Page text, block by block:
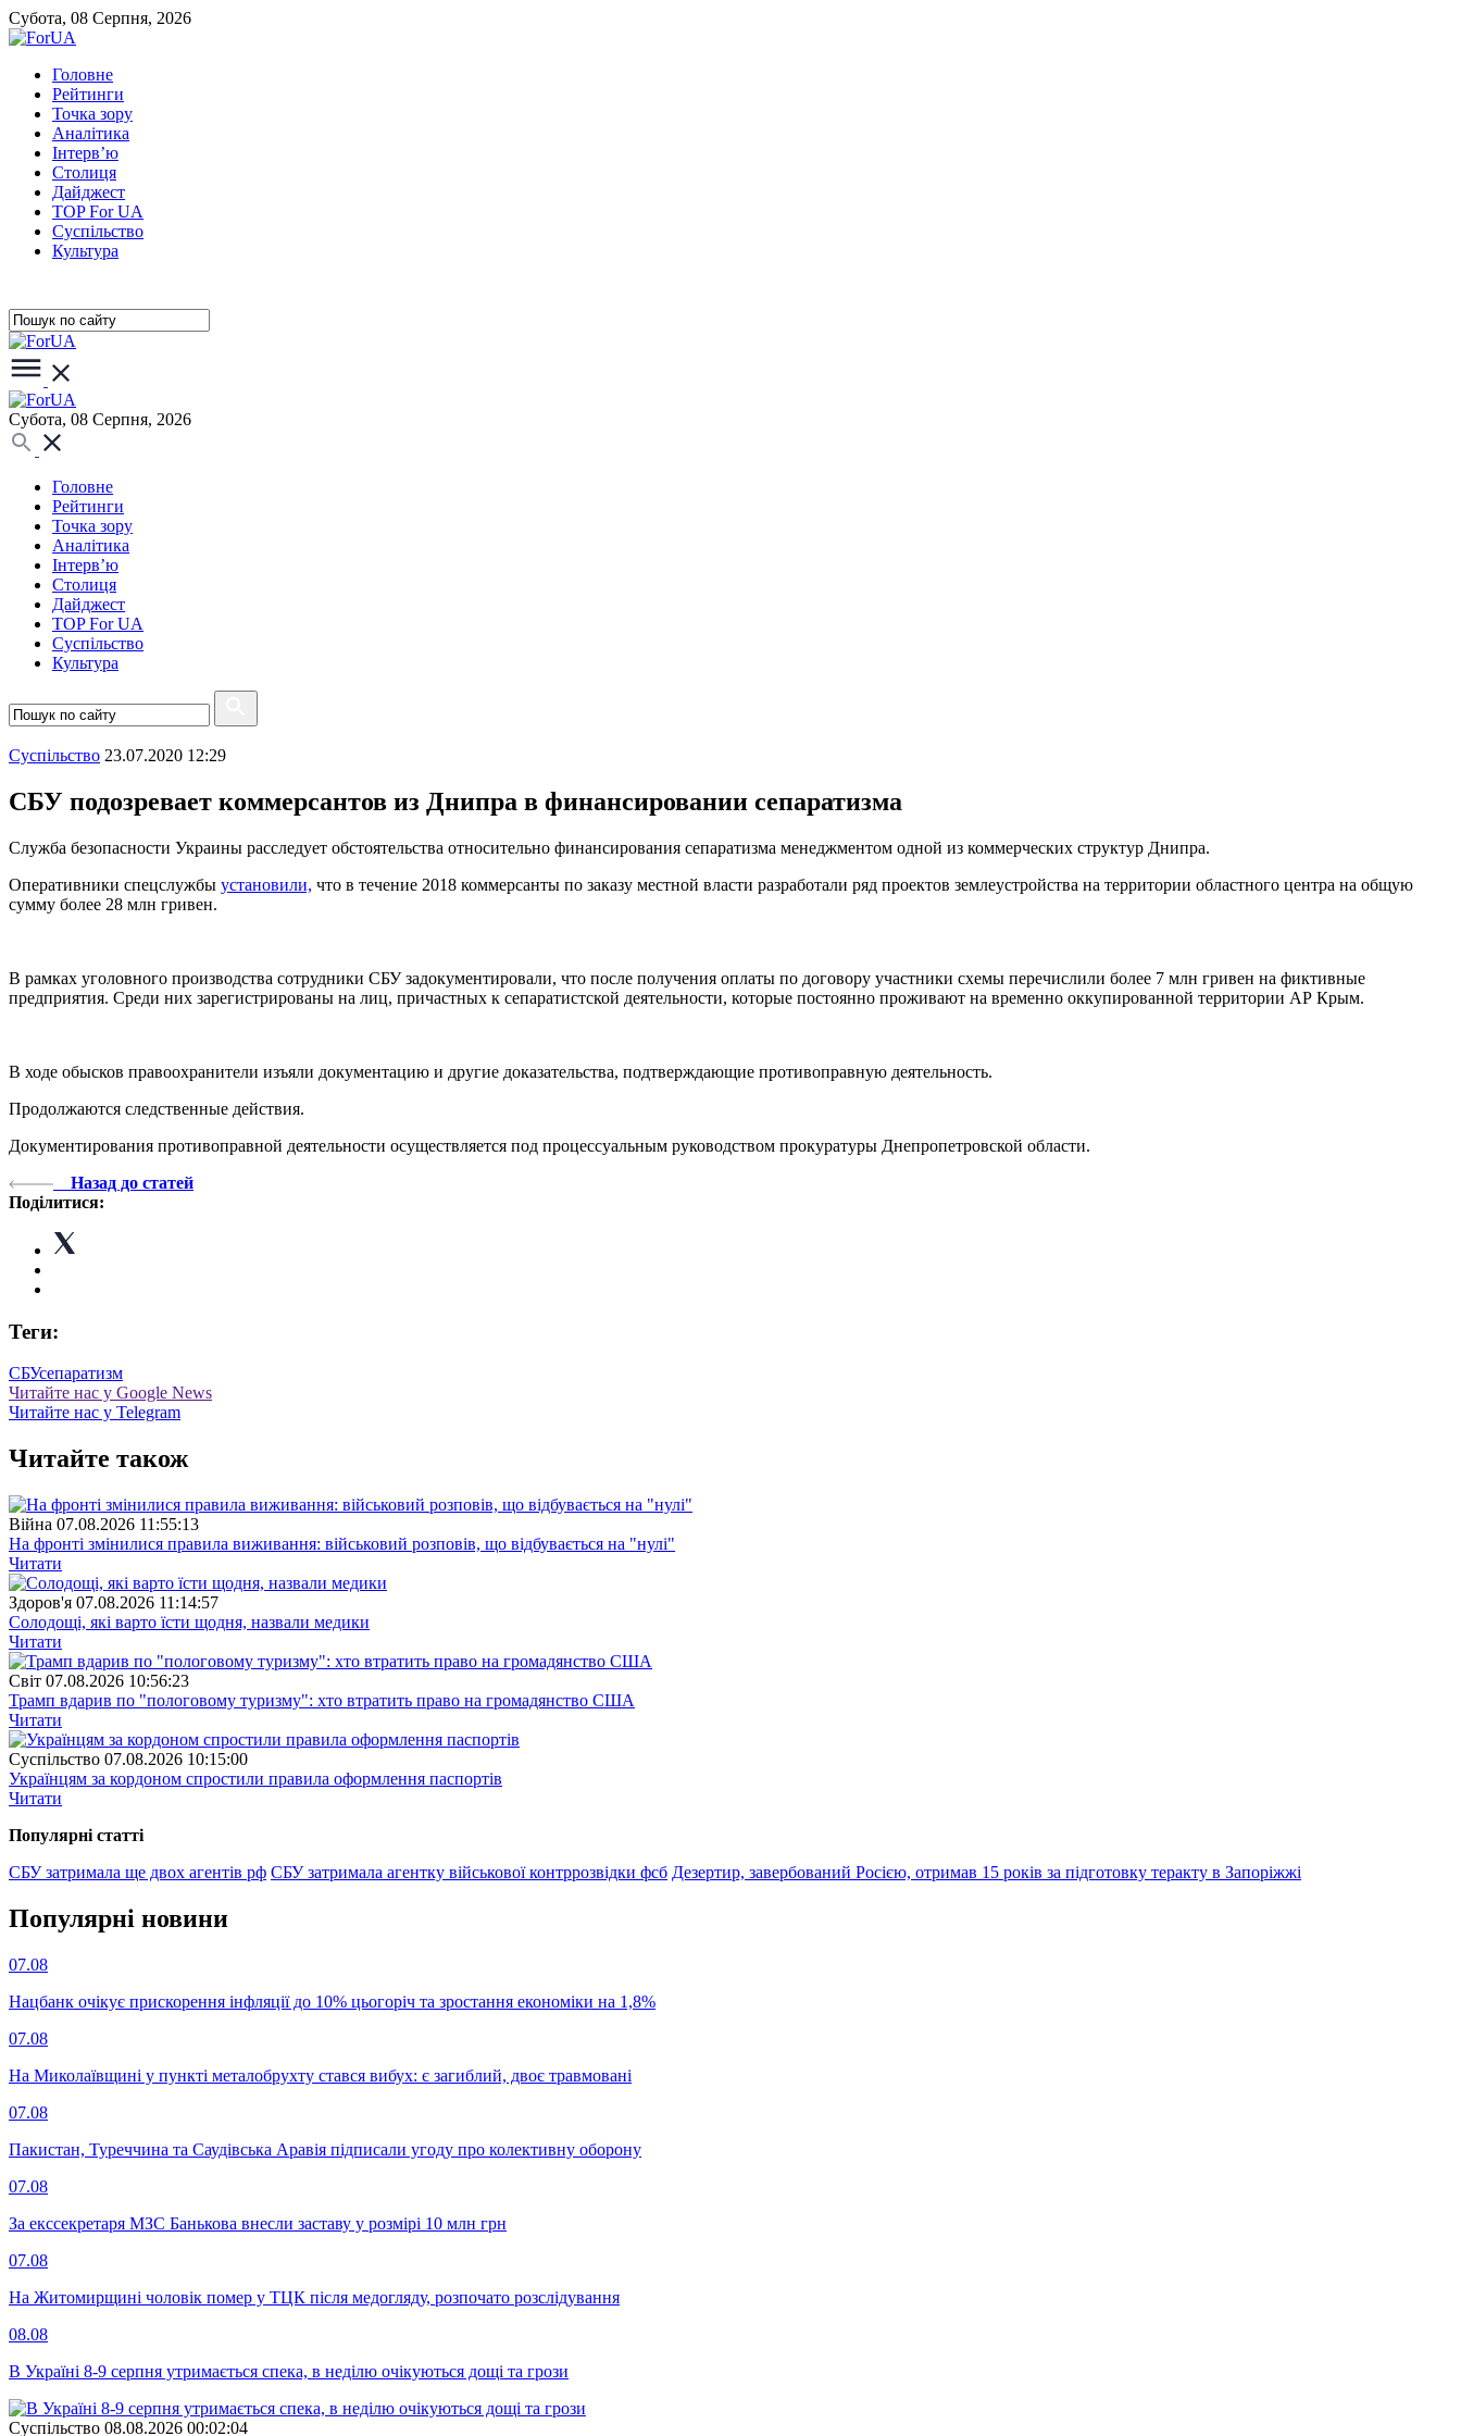
Субота, 08 Серпня, 2026
Головне
Рейтинги
Точка зору
Аналітика
Інтерв’ю
Столиця
Дайджест
TOP For UA
Суспiльство
Культура
Субота, 08 Серпня, 2026
Головне
Рейтинги
Точка зору
Аналітика
Інтерв’ю
Столиця
Дайджест
TOP For UA
Суспiльство
Культура
Суспiльство 23.07.2020 12:29
СБУ подозревает коммерсантов из Днипра в финансировании сепаратизма
Служба безопасности Украины расследует обстоятельства относительно финансирования сепаратизма менеджментом одной из коммерческих структур Днипра.
Оперативники спецслужбы установили, что в течение 2018 коммерсанты по заказу местной власти разработали ряд проектов землеустройства на территории областного центра на общую
сумму более 28 млн гривен.
В рамках уголовного производства сотрудники СБУ задокументировали, что после получения оплаты по договору участники схемы перечислили более 7 млн гривен на фиктивные
предприятия. Среди них зарегистрированы на лиц, причастных к сепаратистской деятельности, которые постоянно проживают на временно оккупированной территории АР Крым.
В ходе обысков правоохранители изъяли документацию и другие доказательства, подтверждающие противоправную деятельность.
Продолжаются следственные действия.
Документирования противоправной деятельности осуществляется под процессуальным руководством прокуратуры Днепропетровской области.
Назад до статей
Поділитися:
Теги:
СБУсепаратизм
Читайте нас у Google News
Читайте нас у Telegram
Читайте також
Війна 07.08.2026 11:55:13
На фронті змінилися правила виживання: військовий розповів, що відбувається на "нулі"
Читати
Здоров'я 07.08.2026 11:14:57
Солодощі, які варто їсти щодня, назвали медики
Читати
Свiт 07.08.2026 10:56:23
Трамп вдарив по "пологовому туризму": хто втратить право на громадянство США
Читати
Суспiльство 07.08.2026 10:15:00
Українцям за кордоном спростили правила оформлення паспортів
Читати
Популярнi статтi
СБУ затримала ще двох агентів рф СБУ затримала агентку військової контррозвідки фсб Дезертир, завербований Росією, отримав 15 років за підготовку теракту в Запоріжжі
Популярнi новини
07.08
Нацбанк очікує прискорення інфляції до 10% цьогоріч та зростання економіки на 1,8%
07.08
На Миколаївщині у пункті металобрухту стався вибух: є загиблий, двоє травмовані
07.08
Пакистан, Туреччина та Саудівська Аравія підписали угоду про колективну оборону
07.08
За екссекретаря МЗС Банькова внесли заставу у розмірі 10 млн грн
07.08
На Житомирщині чоловік помер у ТЦК після медогляду, розпочато розслідування
08.08
В Україні 8-9 серпня утримається спека, в неділю очікуються дощі та грози
Суспiльство 08.08.2026 00:02:04